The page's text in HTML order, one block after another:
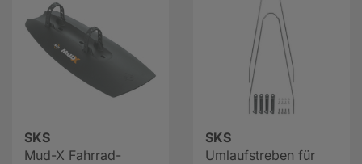
SKS
Mud-X Fahrrad-
SKS
Umlaufstreben für